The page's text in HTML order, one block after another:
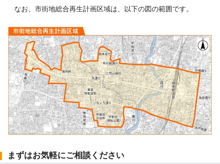
なお、市街地総合再生計画区域は、以下の図の範囲です。
まずはお気軽にご相談ください